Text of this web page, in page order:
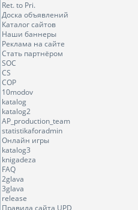
Ret. to Pri.
Доска объявлений
Каталог сайтов
Наши баннеры
Реклама на сайте
Стать партнёром
SOC
CS
COP
10modov
katalog
katalog2
AP_production_team
statistikaforadmin
Онлайн игры
katalog3
knigadeza
FAQ
2glava
3glava
release
Правила сайта UPD